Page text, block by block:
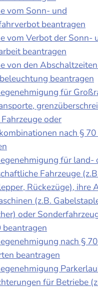
vom Sonn- und
beantragen
vom Verbot der Sonn-
beantragen
von den
beantragen
für
oder
nach §
für land-
Fahrzeuge
Rückezüge), ihre
(z.B.
oder
beantragen
nach §
beantragen
für Betriebe